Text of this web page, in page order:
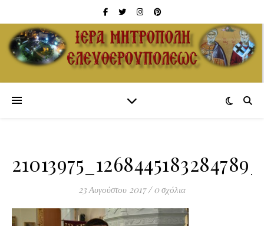
23 Αυγούστου 2017 / 0 σχόλια